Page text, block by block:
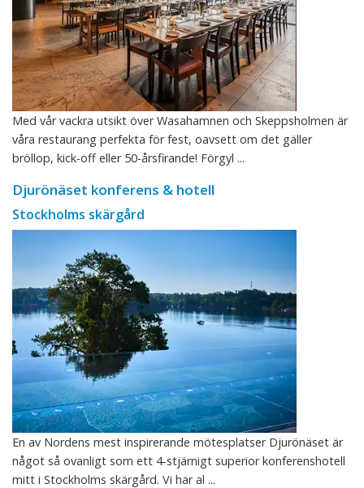
Med vår vackra utsikt över Wasahamnen och Skeppsholmen är
våra restaurang perfekta för fest, oavsett om det gäller
bröllop, kick-off eller 50-årsfirande! Förgyl ...
Djurönäset konferens & hotell
Stockholms skärgård
En av Nordens mest inspirerande mötesplatser Djurönäset är
något så ovanligt som ett 4-stjärnigt superior konferenshotell
mitt i Stockholms skärgård. Vi har al ...